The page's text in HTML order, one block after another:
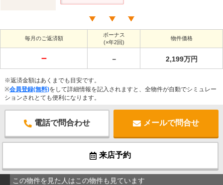
毎月のご返済額
ボーナス
(×年2回)
物件価格
－ － 2,199万円
※返済金額はあくまでも目安です。
※会員登録(無料)をして詳細情報を記入されますと、全物件が自動でシミュレー
ションされとても便利になります。
電話で問合わせ メールで問合せ
来店予約
この物件を見た人はこの物件も見ています